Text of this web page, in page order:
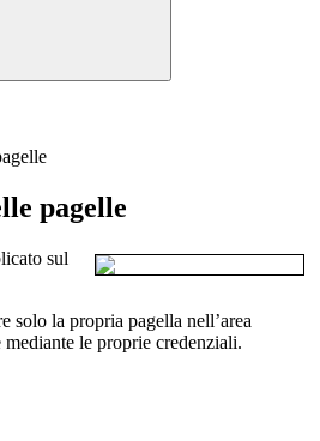
pagelle
sul
solo la propria pagella nell’area
le proprie credenziali.